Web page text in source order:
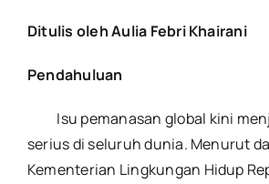
Ditulis oleh Aulia Febri Khairani
Pendahuluan
Isu pemanasan global kini
serius di seluruh dunia. Menurut
Kementerian Lingkungan Hidup